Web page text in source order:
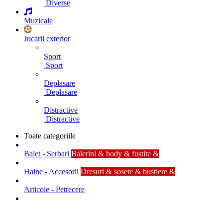
Diverse
Muzicale
Jucarii exterior
Sport
Sport
Deplasare
Deplasare
Distractive
Distractive
Toate categoriile
Balet - Serbari Balerini & body & fustite &
Haine - Accesorii Dresuri & sosete & bustiere &
Articole - Petrecere